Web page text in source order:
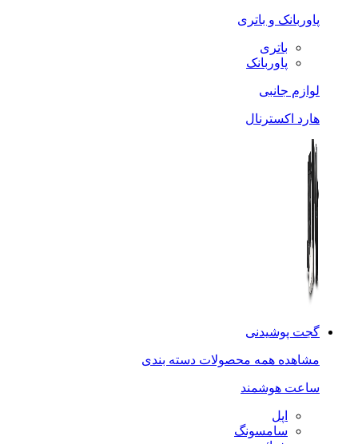
پاوربانک و باتری
باتری
پاوربانک
لوازم جانبی
هارد اکسترنال
گجت پوشیدنی
مشاهده همه محصولات دسته بندی
ساعت هوشمند
اپل
سامسونگ